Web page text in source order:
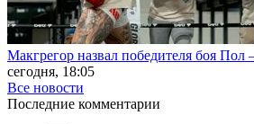
Макгрегор назвал победителя боя
сегодня, 18:05
Все новости
Последние комментарии